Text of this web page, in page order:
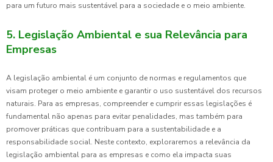
para um futuro mais sustentável para a sociedade e o meio ambiente.
5. Legislação Ambiental e sua Relevância para
Empresas
A legislação ambiental é um conjunto de normas e regulamentos que
visam proteger o meio ambiente e garantir o uso sustentável dos recursos
naturais. Para as empresas, compreender e cumprir essas legislações é
fundamental não apenas para evitar penalidades, mas também para
promover práticas que contribuam para a sustentabilidade e a
responsabilidade social. Neste contexto, exploraremos a relevância da
legislação ambiental para as empresas e como ela impacta suas